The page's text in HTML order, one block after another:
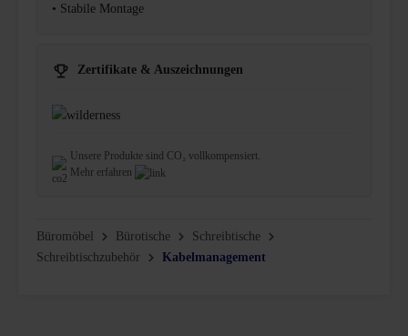
• Stabile Montage
Zertifikate & Auszeichnungen
Unsere Produkte sind CO₂ vollkompensiert.
Mehr erfahren
Büromöbel Bürotische
Schreibtische
Schreibtischzubehör
Kabelmanagement